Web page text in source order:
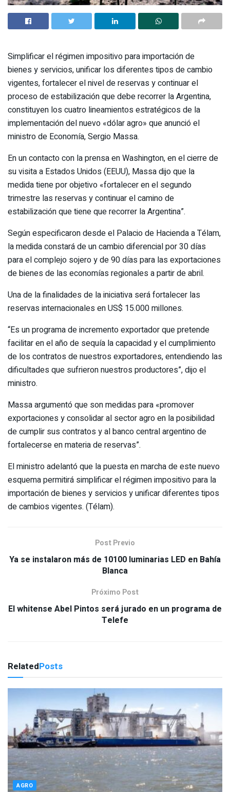
Simplificar el régimen impositivo para importación de
bienes y servicios, unificar los diferentes tipos de cambio
vigentes, fortalecer el nivel de reservas y continuar el
proceso de estabilización que debe recorrer la Argentina,
constituyen los cuatro lineamientos estratégicos de la
implementación del nuevo «dólar agro» que anunció el
ministro de Economía, Sergio Massa.
En un contacto con la prensa en Washington, en el cierre de
su visita a Estados Unidos (EEUU), Massa dijo que la
medida tiene por objetivo «fortalecer en el segundo
trimestre las reservas y continuar el camino de
estabilización que tiene que recorrer la Argentina”.
Según especificaron desde el Palacio de Hacienda a Télam,
la medida constará de un cambio diferencial por 30 días
para el complejo sojero y de 90 días para las exportaciones
de bienes de las economías regionales a partir de abril.
Una de la finalidades de la iniciativa será fortalecer las
reservas internacionales en US$ 15.000 millones.
“Es un programa de incremento exportador que pretende
facilitar en el año de sequía la capacidad y el cumplimiento
de los contratos de nuestros exportadores, entendiendo las
dificultades que sufrieron nuestros productores”, dijo el
ministro.
Massa argumentó que son medidas para «promover
exportaciones y consolidar al sector agro en la posibilidad
de cumplir sus contratos y al banco central argentino de
fortalecerse en materia de reservas”.
El ministro adelantó que la puesta en marcha de este nuevo
esquema permitirá simplificar el régimen impositivo para la
importación de bienes y servicios y unificar diferentes tipos
de cambios vigentes. (Télam).
Post Previo
Ya se instalaron más de 10100 luminarias LED en Bahía
Blanca
Próximo Post
El whitense Abel Pintos será jurado en un programa de
Telefe
RelatedPosts
AGRO